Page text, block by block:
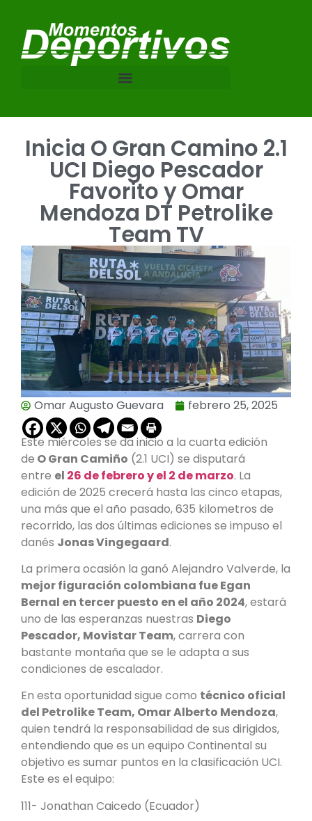
Inicia O Gran Camino 2.1
UCI Diego Pescador
Favorito y Omar
Mendoza DT Petrolike
Team TV
Omar Augusto Guevara febrero 25, 2025
Este miércoles se da inicio a la cuarta edición
de O Gran Camiño (2.1 UCI) se disputará
entre el 26 de febrero y el 2 de marzo. La
edición de 2025 crecerá hasta las cinco etapas,
una más que el año pasado, 635 kilometros de
recorrido, las dos últimas ediciones se impuso el
danés Jonas Vingegaard.
La primera ocasión la ganó Alejandro Valverde, la
mejor figuración colombiana fue Egan
Bernal en tercer puesto en el año 2024, estará
uno de las esperanzas nuestras Diego
Pescador, Movistar Team, carrera con
bastante montaña que se le adapta a sus
condiciones de escalador.
En esta oportunidad sigue como técnico oficial
del Petrolike Team, Omar Alberto Mendoza,
quien tendrá la responsabilidad de sus dirigidos,
entendiendo que es un equipo Continental su
objetivo es sumar puntos en la clasificación UCI.
Este es el equipo:
111- Jonathan Caicedo (Ecuador)